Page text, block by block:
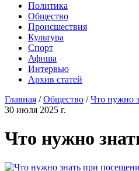
Политика
Общество
Проиcшествия
Культура
Спорт
Афиша
Интервью
Архив статей
Главная /Общество /Что нужно
30 июля 2025 г.
Что нужно